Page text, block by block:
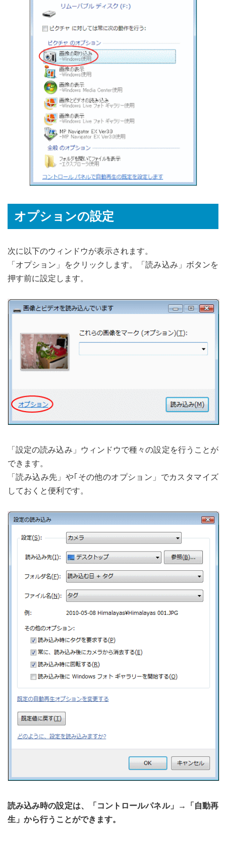
オプションの設定
次に以下のウィンドウが表示されます。
「オプション」をクリックします。「読み込み」ボタンを
押す前に設定します。
「設定の読み込み」ウィンドウで種々の設定を行うことが
できます。
「読み込み先」や｢その他のオプション」でカスタマイズ
しておくと便利です。
読み込み時の設定は、「コントロールパネル」→「自動再
生」から行うことができます。